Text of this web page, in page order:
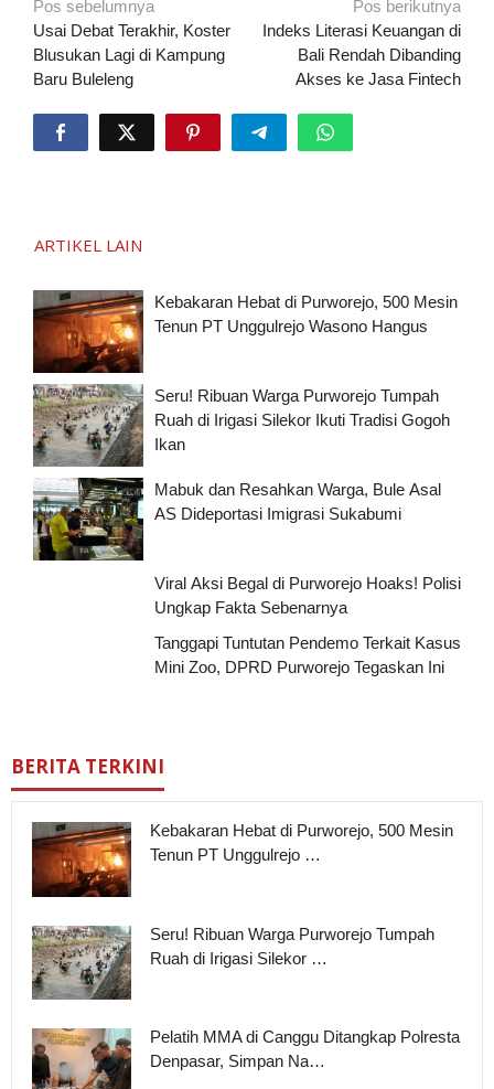
Navigasi
pos
Pos sebelumnya
Usai Debat Terakhir, Koster
Blusukan Lagi di Kampung
Baru Buleleng
Pos berikutnya
Indeks Literasi Keuangan di
Bali Rendah Dibanding
Akses ke Jasa Fintech
ARTIKEL LAIN
Kebakaran Hebat di Purworejo, 500 Mesin
Tenun PT Unggulrejo Wasono Hangus
Seru! Ribuan Warga Purworejo Tumpah
Ruah di Irigasi Silekor Ikuti Tradisi Gogoh
Ikan
Mabuk dan Resahkan Warga, Bule Asal
AS Dideportasi Imigrasi Sukabumi
Viral Aksi Begal di Purworejo Hoaks! Polisi
Ungkap Fakta Sebenarnya
Tanggapi Tuntutan Pendemo Terkait Kasus
Mini Zoo, DPRD Purworejo Tegaskan Ini
BERITA TERKINI
Kebakaran Hebat di Purworejo, 500 Mesin
Tenun PT Unggulrejo …
Seru! Ribuan Warga Purworejo Tumpah
Ruah di Irigasi Silekor …
Pelatih MMA di Canggu Ditangkap Polresta
Denpasar, Simpan Na…